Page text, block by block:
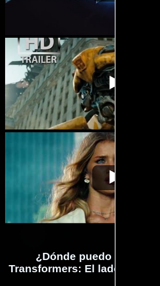
Transformers: El lado
oscuro de la luna
Video de la película
El lado oscuro de
Transformers: El lado
oscuro de la luna
Video de la película
El lado oscuro de
¿Dónde puedo ver la
Transformers: El lado oscuro